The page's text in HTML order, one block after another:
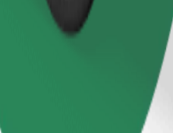
มีพื้นที่เก็บของมากขึ้น
าณ